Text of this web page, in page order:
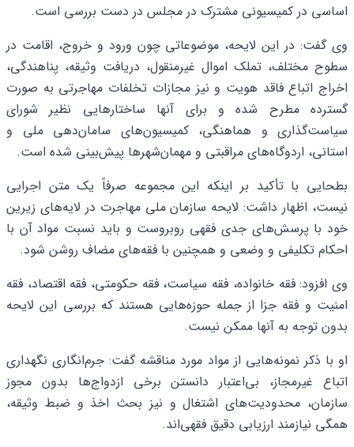
اساسی در کمیسیونی مشترک در مجلس در دست بررسی است.
وی گفت: در این لایحه، موضوعاتی چون ورود و خروج، اقامت در
سطوح مختلف، تملک اموال غیرمنقول، دریافت وثیقه، پناهندگی،
اخراج اتباع فاقد هویت و نیز مجازات تخلفات مهاجرتی به‌ صورت
گسترده مطرح شده و برای آنها ساختارهایی نظیر شورای
سیاست‌گذاری و هماهنگی، کمیسیون‌های سامان‌دهی ملی و
استانی، اردوگاه‌های مراقبتی و مهمان‌شهرها پیش‌بینی شده است.
بطحایی با تأکید بر اینکه این مجموعه صرفاً یک متن اجرایی
نیست، اظهار داشت: لایحه سازمان ملی مهاجرت در لایه‌های زیرین
خود با پرسش‌های جدی فقهی روبروست و باید نسبت مواد آن با
احکام تکلیفی و وضعی و همچنین با فقه‌های مضاف روشن شود.
وی افزود: فقه خانواده، فقه سیاست، فقه حکومتی، فقه اقتصاد، فقه
امنیت و فقه جزا از جمله حوزه‌هایی هستند که بررسی این لایحه
بدون توجه به آنها ممکن نیست.
او با ذکر نمونه‌هایی از مواد مورد مناقشه گفت: جرم‌انگاری نگهداری
اتباع غیرمجاز، بی‌اعتبار دانستن برخی ازدواج‌ها بدون مجوز
سازمان، محدودیت‌های اشتغال و نیز بحث اخذ و ضبط وثیقه،
همگی نیازمند ارزیابی دقیق فقهی‌اند.